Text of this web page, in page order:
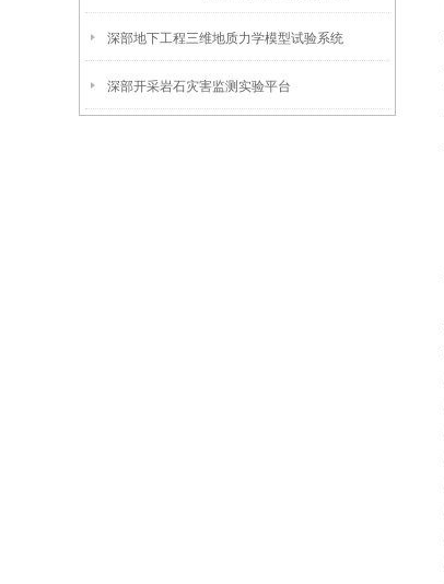
深部地下工程三维地质力学模型试验系统
深部开采岩石灾害监测实验平台